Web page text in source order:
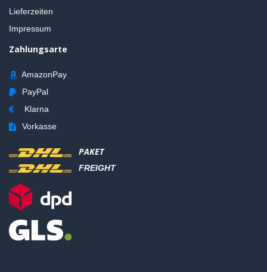
Lieferzeiten
Impressum
Zahlungsarte
AmazonPay
PayPal
Klarna
Vorkasse
PAKET
FREIGHT